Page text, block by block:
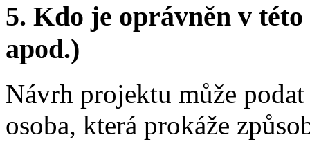
5. Kdo je oprávněn v
apod.)
Návrh projektu může
osoba, která prokáže